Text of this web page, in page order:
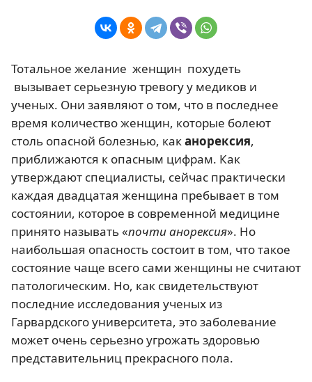
Тотальное желание женщин похудеть
вызывает серьезную тревогу у медиков и
ученых. Они заявляют о том, что в последнее
время количество женщин, которые болеют
столь опасной болезнью, каканорексия,
приближаются к опасным цифрам. Как
утверждают специалисты, сейчас практически
каждая двадцатая женщина пребывает в том
состоянии, которое в современной медицине
принято называть «почти анорексия». Но
наибольшая опасность состоит в том, что такое
состояние чаще всего сами женщины не считают
патологическим. Но, как свидетельствуют
последние исследования ученых из
Гарвардского университета, это заболевание
может очень серьезно угрожать здоровью
представительниц прекрасного пола.